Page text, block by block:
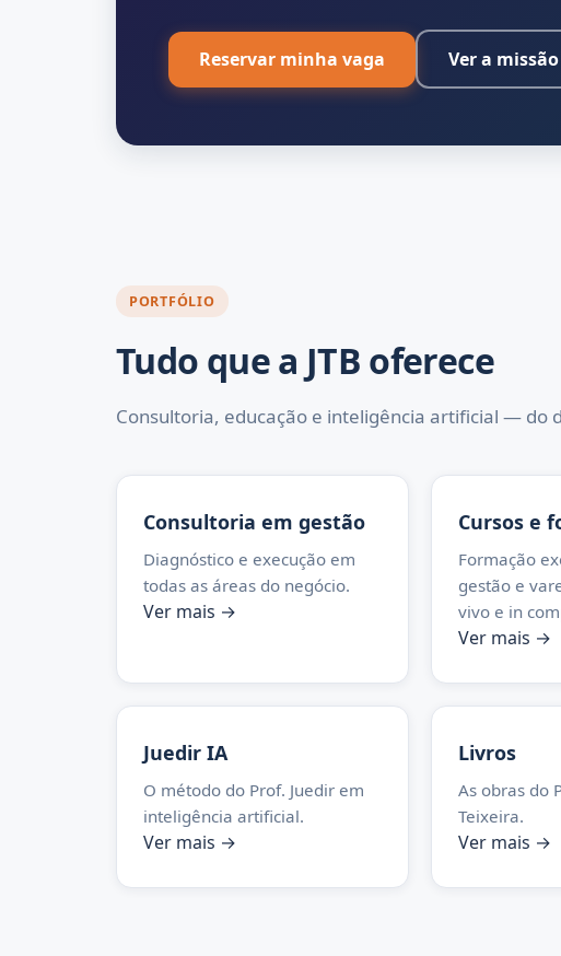
Reservar minha vaga Ver a
PORTFÓLIO
Tudo que a JTB oferece
Consultoria, educação e inteligência artificial — do
Consultoria em gestão
Diagnóstico e execução em
todas as áreas do negócio.
Ver mais →
Cursos e
Formação
gestão e
vivo e in
Ver mais →
Juedir IA
O método do Prof. Juedir em
inteligência artificial.
Ver mais →
Livros
As obras do
Teixeira.
Ver mais →